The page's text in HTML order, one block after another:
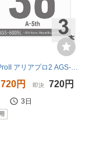
720円 即決 720円
3日